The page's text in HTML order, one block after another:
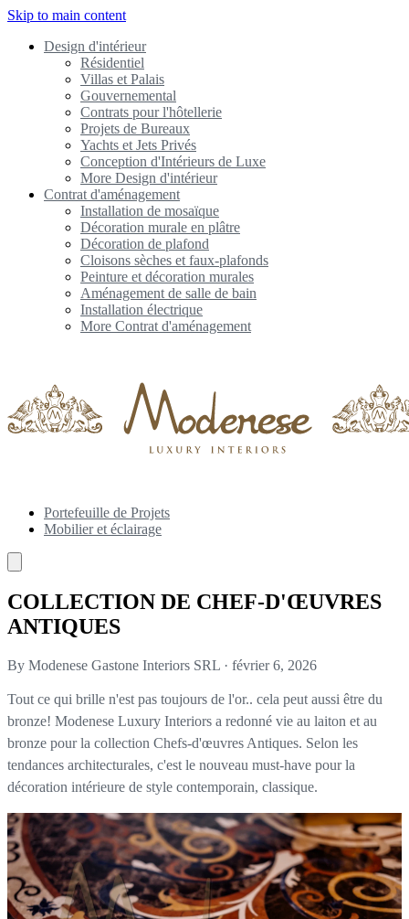
Skip to main content
Design d'intérieur
Résidentiel
Villas et Palais
Gouvernemental
Contrats pour l'hôtellerie
Projets de Bureaux
Yachts et Jets Privés
Conception d'Intérieurs de Luxe
More Design d'intérieur
Contrat d'aménagement
Installation de mosaïque
Décoration murale en plâtre
Décoration de plafond
Cloisons sèches et faux-plafonds
Peinture et décoration murales
Aménagement de salle de bain
Installation électrique
More Contrat d'aménagement
Portefeuille de Projets
Mobilier et éclairage
COLLECTION DE CHEF-D'ŒUVRES
ANTIQUES
By Modenese Gastone Interiors SRL · février 6, 2026
Tout ce qui brille n'est pas toujours de l'or.. cela peut aussi être du
bronze! Modenese Luxury Interiors a redonné vie au laiton et au
bronze pour la collection Chefs-d'œuvres Antiques. Selon les
tendances architecturales, c'est le nouveau must-have pour la
décoration intérieure de style contemporain, classique.